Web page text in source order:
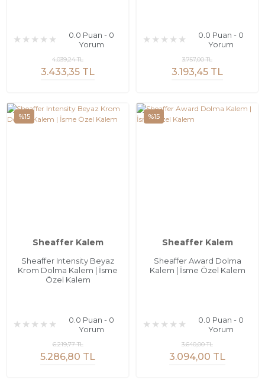
0.0 Puan - 0
Yorum
3.433,35 TL
4.039,24 TL
0.0 Puan - 0
Yorum
3.193,45 TL
3.757,00 TL
%15
Sheaffer Kalem
Sheaffer Intensity Beyaz
Krom Dolma Kalem | İsme
Özel Kalem
0.0 Puan - 0
Yorum
5.286,80 TL
6.219,77 TL
%15
Sheaffer Kalem
Sheaffer Award Dolma
Kalem | İsme Özel Kalem
0.0 Puan - 0
Yorum
3.094,00 TL
3.640,00 TL